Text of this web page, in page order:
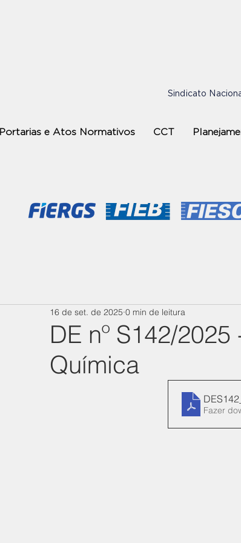
Sindicato
Portarias e Atos Normativos CCT
DE nº S142/
Química
16 de set. de 2025 0 min de leitura
Fazer